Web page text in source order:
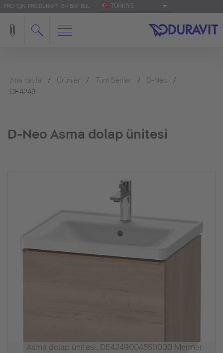
'PRO' IÇIN: PRO.DURAVIT BIR BAYI BUL TÜRKIYE
Ana sayfa Ürünler Tüm Seriler
D-Neo
DE4249
D-Neo Asma dolap ünitesi
Asma dolap ünitesi, DE4249004550000 Mermer